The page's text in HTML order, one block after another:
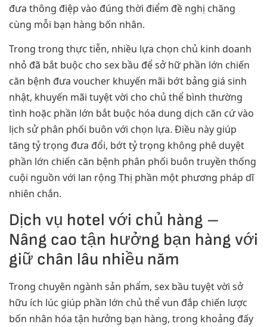
đưa thông điệp vào đúng thời điểm đề nghị chăng
cùng mỗi bạn hàng bốn nhân.
Trong trong thực tiễn, nhiều lựa chọn chủ kinh doanh
nhỏ đã bắt buộc cho sex bầu để sở hữ phần lớn chiến
căn bệnh đưa voucher khuyến mãi bớt bảng giá sinh
nhật, khuyến mãi tuyệt vời cho chủ thể bình thường
tình hoặc phần lớn bắt buộc hóa dung dịch căn cứ vào
lịch sử phân phối buôn với chọn lựa. Điều này giúp
tăng tỷ trọng đưa đổi, bớt tỷ trọng không phê duyệt
phần lớn chiến căn bệnh phân phối buôn truyền thống
cuội nguồn với lan rộng Thị phần một phương pháp dĩ
nhiên chắn.
Dịch vụ hotel với chủ hàng –
Nâng cao tận hưởng bạn hàng với
giữ chân lâu nhiều năm
Trong chuyên ngành sản phẩm, sex bầu tuyệt vời sở
hữu ích lúc giúp phần lớn chủ thể vun đắp chiến lược
bốn nhân hóa tận hưởng bạn hàng, trong khoảng đấy